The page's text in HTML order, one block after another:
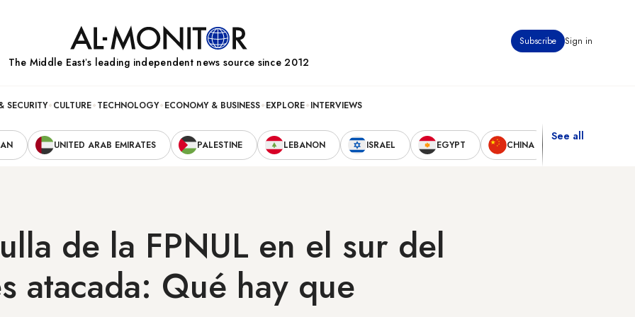
Subscribe Sign in
The Middle Eastʼs leading independent news source since 2012
SECURITY CULTURE TECHNOLOGY ECONOMY & BUSINESS EXPLORE INTERVIEWS
UNITED ARAB EMIRATES PALESTINE LEBANON ISRAEL EGYPT CHINA
See all
de la FPNUL en el sur del
atacada: Qué hay que